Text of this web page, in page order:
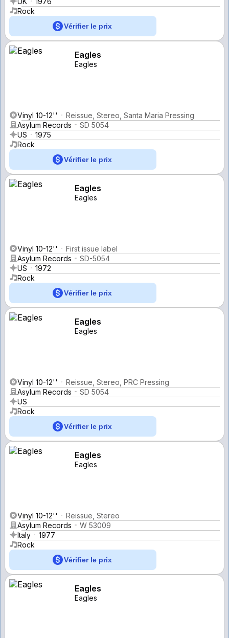
Rock
Vérifier le prix
Eagles
Eagles
Vinyl 10-12''
Reissue, Stereo, Santa Maria Pressing
Asylum Records
SD 5054
US
1975
Rock
Vérifier le prix
Eagles
Eagles
Vinyl 10-12''
First issue label
Asylum Records
SD-5054
US
1972
Rock
Vérifier le prix
Eagles
Eagles
Vinyl 10-12''
Reissue, Stereo, PRC Pressing
Asylum Records
SD 5054
US
Rock
Vérifier le prix
Eagles
Eagles
Vinyl 10-12''
Reissue, Stereo
Asylum Records
W 53009
Italy
1977
Rock
Vérifier le prix
Eagles
Eagles